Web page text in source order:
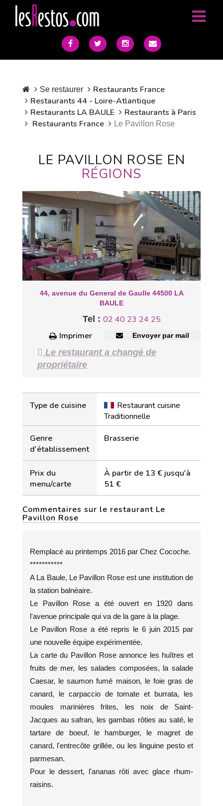
Se restaurer
Restaurants France
Restaurants 44 - Loire-Atlantique
Restaurants LA BAULE
Restaurants à Paris
Restaurants France
Le Pavillon Rose
LE PAVILLON ROSE EN
RÉGIONS
44, avenue du General de Gaulle 44500 LA
BAULE
Tel : 02 40 23 24 25
Imprimer
Envoyer par mail
Le restaurant a changé de
propriétaire
Type de cuisine
Restaurant cuisine
Traditionnelle
Genre
d'établissement
Brasserie
Prix du
menu/carte
À partir de 13 € jusqu'à
51 €
Commentaires sur le restaurant Le
Pavillon Rose
Remplacé au printemps 2016 par Chez Cocoche.
***********
A La Baule, Le Pavillon Rose est une institution de
la station balnéaire.
Le Pavillon Rose a été ouvert en 1920 dans
l'avenue principale qui va de la gare à la plage.
Le Pavillon Rose a été repris le 6 juin 2015 par
une nouvelle équipe expérimentée.
La carte du Pavillon Rose annonce les huîtres et
fruits de mer, les salades composées, la salade
Caesar, le saumon fumé maison, le foie gras de
canard, le carpaccio de tomate et burrata, les
moules marinières frites, les noix de Saint-
Jacques au safran, les gambas rôties au saté, le
tartare de boeuf, le hamburger, le magret de
canard, l'entrecôte grillée, ou les linguine pesto et
parmesan.
Pour le dessert, l'ananas rôti avec glace rhum-
raisins.